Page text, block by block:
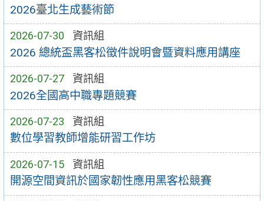
2026臺北生成藝術節
2026-07-30 資訊組
2026 總統盃黑客松徵件說明會暨資料應用講座
2026-07-27 資訊組
2026全國高中職專題競賽
2026-07-23 資訊組
數位學習教師增能研習工作坊
2026-07-15 資訊組
開源空間資訊於國家韌性應用黑客松競賽